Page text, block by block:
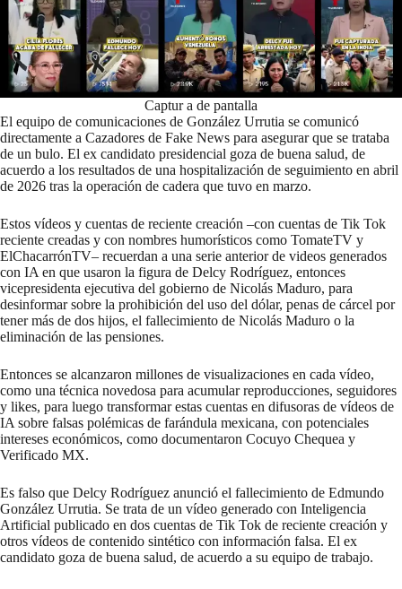
Captur a de pantalla
El equipo de comunicaciones de González Urrutia se comunicó
directamente a Cazadores de Fake News para asegurar que se trataba
de un bulo. El ex candidato presidencial goza de buena salud, de
acuerdo a los resultados de una hospitalización de seguimiento en abril
de 2026 tras la operación de cadera que tuvo en marzo.
Estos vídeos y cuentas de reciente creación –con cuentas de Tik Tok
reciente creadas y con nombres humorísticos como TomateTV y
ElChacarrónTV– recuerdan a una serie anteriorde videos generados
con IA en que usaron la figura de Delcy Rodríguez, entonces
vicepresidenta ejecutiva del gobierno de Nicolás Maduro, para
desinformar sobre la prohibición del uso del dólar, penas de cárcel por
tener más de dos hijos, el fallecimiento de Nicolás Maduro o la
eliminación de las pensiones.
Entonces se alcanzaron millones de visualizaciones en cada vídeo,
como una técnica novedosa para acumular reproducciones, seguidores
y likes, para luego transformar estas cuentas en difusoras de vídeos de
IA sobre falsas polémicas de farándula mexicana, con potenciales
intereses económicos, como documentaron Cocuyo Chequea y
Verificado MX.
Es falso que Delcy Rodríguez anunció el fallecimiento de Edmundo
González Urrutia. Se trata de un vídeo generado con Inteligencia
Artificial publicado en dos cuentas de Tik Tok de reciente creación y
otros vídeos de contenido sintético con información falsa. El ex
candidato goza de buena salud, de acuerdo a su equipo de trabajo.